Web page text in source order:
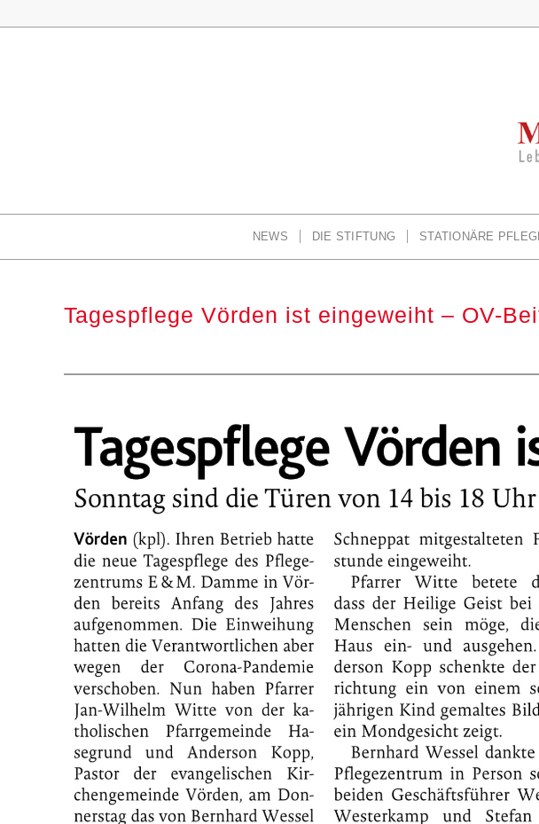
NEWS DIE STIFTUNG STATIONÄRE
Tagespflege Vörden ist eingeweiht – OV-